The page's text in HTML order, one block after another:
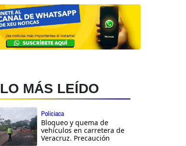
LO MÁS LEÍDO
Policiaca
Bloqueo y quema de
vehículos en carretera de
Veracruz. Precaución